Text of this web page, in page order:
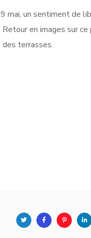
mai, un sentiment de
Retour en images sur ce
terrasses.